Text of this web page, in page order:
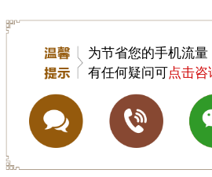
为节省您的手机流量
有任何疑问可点击咨